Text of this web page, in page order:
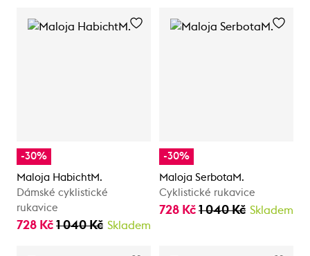
-30%
Maloja HabichtM.
Dámské cyklistické
rukavice
728 Kč 1 040 Kč Skladem
-30%
Maloja SerbotaM.
Cyklistické rukavice
728 Kč 1 040 Kč Skladem